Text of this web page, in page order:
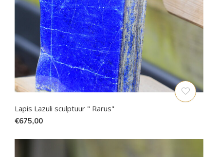
Lapis Lazuli sculptuur " Rarus"
€675,00